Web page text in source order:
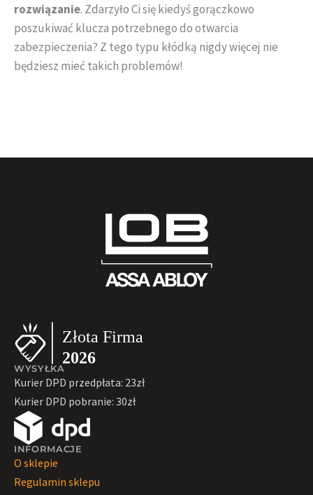
rozwiązanie. Zdarzyło Ci się kiedyś gorączkowo
poszukiwać klucza potrzebnego do otwarcia
zabezpieczenia? Z tego typu kłódką nigdy więcej nie
będziesz mieć takich problemów!
WYSYŁKA
Kurier DPD przedpłata: 23zł
Kurier DPD pobranie: 30zł
INFORMACJE
O sklepie
Regulamin sklepu